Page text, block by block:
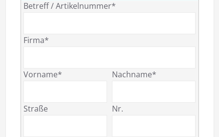
Betreff / Artikelnummer*
Firma*
Vorname* Nachname*
Straße Nr.